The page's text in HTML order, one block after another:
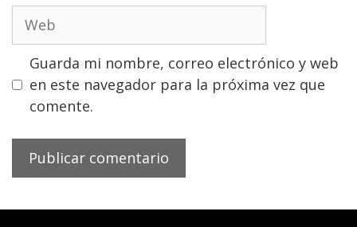
Guarda mi nombre, correo electrónico y web
en este navegador para la próxima vez que
comente.